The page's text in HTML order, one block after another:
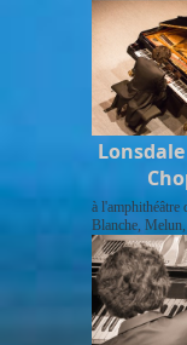
à l'amphithéâtre
Blanche,